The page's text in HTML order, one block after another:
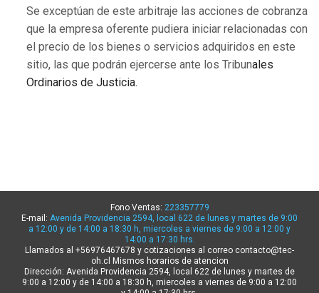
Se exceptúan de este arbitraje las acciones de cobranza
que la empresa oferente pudiera iniciar relacionadas con
el precio de los bienes o servicios adquiridos en este
sitio, las que podrán ejercerse ante los Tribunales
Ordinarios de Justicia.
Fono Ventas: 223357779
E-mail: Avenida Providencia 2594, local 622 de lunes y martes de 9:00
a 12:00 y de 14:00 a 18:30 h, miercoles a viernes de 9:00 a 12:00 y
14:00 a 17:30 hrs.
Llamados al +56976467678 y cotizaciones al correo contacto@tec-
oh.cl Mismos horarios de atencion
Dirección: Avenida Providencia 2594, local 622 de lunes y martes de
9:00 a 12:00 y de 14:00 a 18:30 h, miercoles a viernes de 9:00 a 12:00